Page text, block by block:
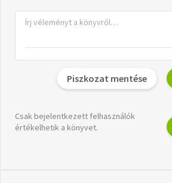
Piszkozat mentése
Csak bejelentkezett felhasználók
értékelhetik a könyvet.